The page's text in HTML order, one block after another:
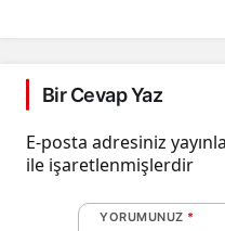
Bir Cevap Yaz
E-posta adresiniz
ile işaretlenmişlerdir
YORUMUNUZ *